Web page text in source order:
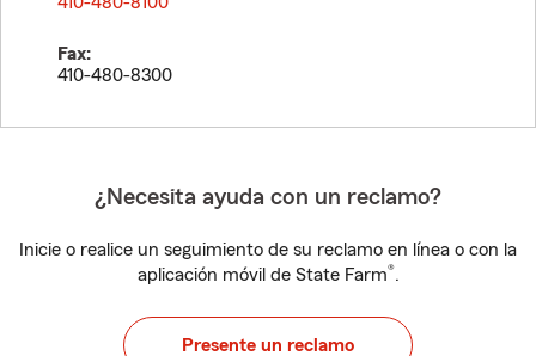
Fax:
410-480-8300
¿Necesita ayuda con un reclamo?
Inicie o realice un seguimiento de su reclamo en línea o con la
aplicación móvil de State Farm®.
Presente un reclamo